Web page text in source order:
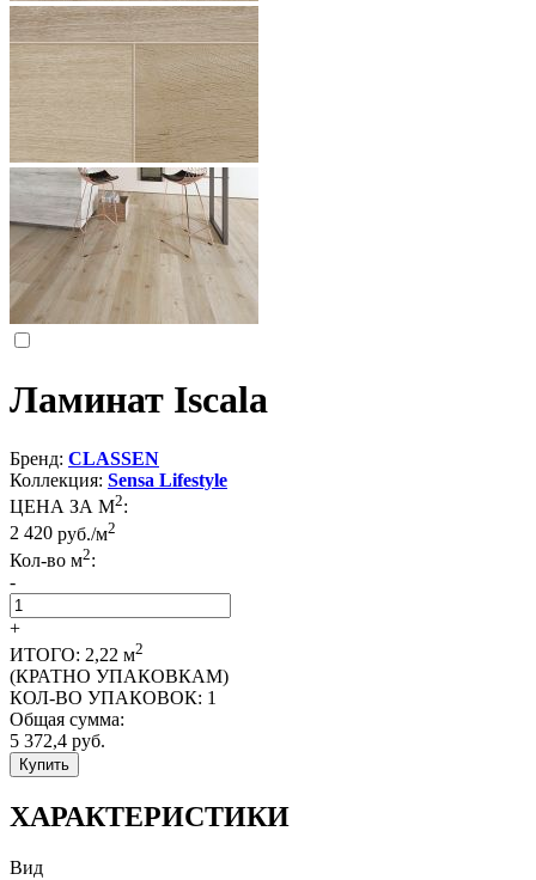
Ламинат Iscala
Бренд: CLASSEN
Коллекция: Sensa Lifestyle
ЦЕНА ЗА М2:
2 420 руб./м2
Кол-во м2:
-
+
ИТОГО: 2,22 м2
(КРАТНО УПАКОВКАМ)
КОЛ-ВО УПАКОВОК: 1
Общая сумма:
5 372,4 руб.
Купить
ХАРАКТЕРИСТИКИ
Вид